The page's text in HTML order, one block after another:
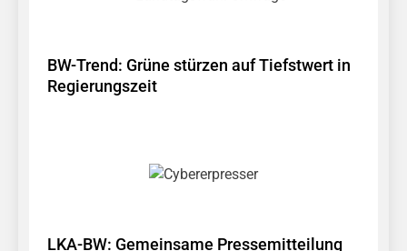
BW-Trend: Grüne stürzen auf Tiefstwert in
Regierungszeit
LKA-BW: Gemeinsame Pressemitteilung